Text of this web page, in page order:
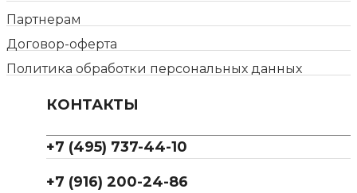
Партнерам
Договор-оферта
Политика обработки персональных данных
КОНТАКТЫ
+7 (495) 737-44-10
+7 (916) 200-24-86